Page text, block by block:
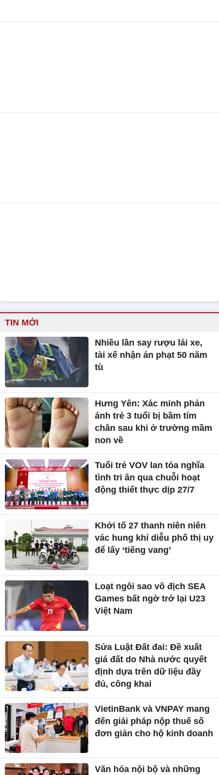
TIN MỚI
Nhiều lần say rượu lái xe,
tài xế nhận án phạt 50 năm
tù
Hưng Yên: Xác minh phản
ánh trẻ 3 tuổi bị bầm tím
chân sau khi ở trường mầm
non về
Tuổi trẻ VOV lan tỏa nghĩa
tình tri ân qua chuỗi hoạt
động thiết thực dịp 27/7
Khởi tố 27 thanh niên niên
vác hung khí diễu phố thị uy
để lấy ‘tiếng vang’
Loạt ngôi sao vô địch SEA
Games bất ngờ trở lại U23
Việt Nam
Sửa Luật Đất đai: Đề xuất
giá đất do Nhà nước quyết
định dựa trên dữ liệu đầy
đủ, công khai
VietinBank và VNPAY mang
đến giải pháp nộp thuế số
đơn giản cho hộ kinh doanh
Văn hóa nội bộ và những